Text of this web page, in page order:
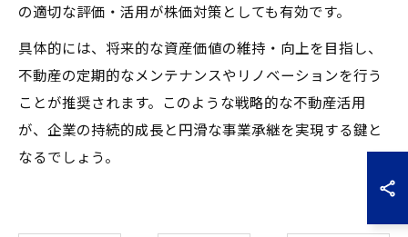
の適切な評価・活用が株価対策としても有効です。
具体的には、将来的な資産価値の維持・向上を目指し、
不動産の定期的なメンテナンスやリノベーションを行う
ことが推奨されます。このような戦略的な不動産活用
が、企業の持続的成長と円滑な事業承継を実現する鍵と
なるでしょう。